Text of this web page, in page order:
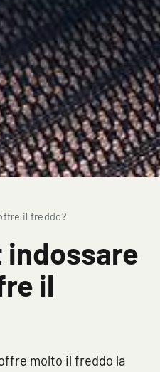
il freddo?
indossare
il
molto il freddo la